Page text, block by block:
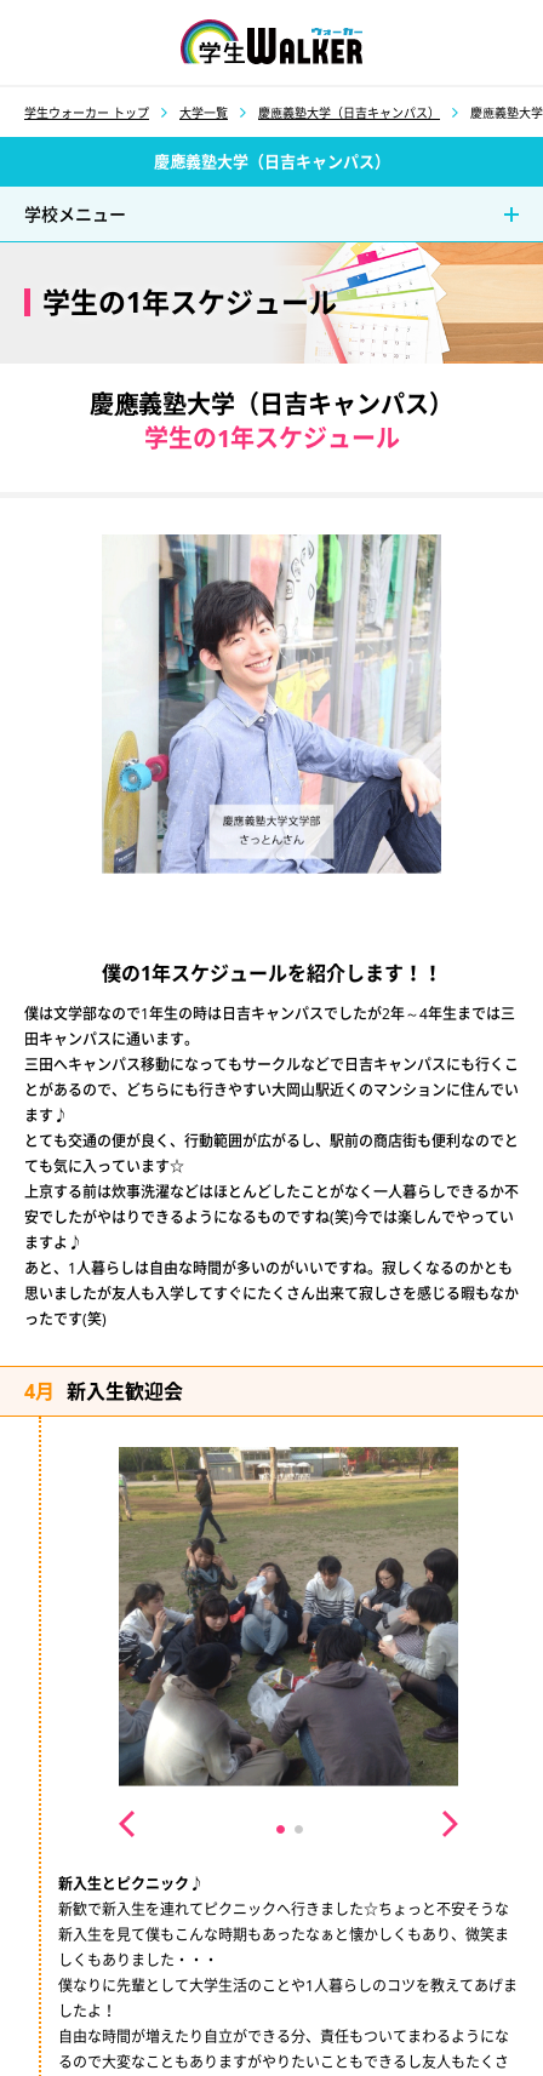
学生ウォーカー トップ 大学一覧 慶應義塾大学（日吉キャンパス） 慶應義塾大
慶應義塾大学（日吉キャンパス）
学校メニュー
学生の1年スケジュール
慶應義塾大学（日吉キャンパス）
学生の1年スケジュール
僕の1年スケジュールを紹介します！！
僕は文学部なので1年生の時は日吉キャンパスでしたが2年～4年生までは三
田キャンパスに通います。
三田へキャンパス移動になってもサークルなどで日吉キャンパスにも行くこ
とがあるので、どちらにも行きやすい大岡山駅近くのマンションに住んでい
ます♪
とても交通の便が良く、行動範囲が広がるし、駅前の商店街も便利なのでと
ても気に入っています☆
上京する前は炊事洗濯などはほとんどしたことがなく一人暮らしできるか不
安でしたがやはりできるようになるものですね(笑)今では楽しんでやってい
ますよ♪
あと、1人暮らしは自由な時間が多いのがいいですね。寂しくなるのかとも
思いましたが友人も入学してすぐにたくさん出来て寂しさを感じる暇もなか
ったです(笑)
4月 新入生歓迎会
新入生とピクニック♪
新歓で新入生を連れてピクニックへ行きました☆ちょっと不安そうな
新入生を見て僕もこんな時期もあったなぁと懐かしくもあり、微笑ま
しくもありました・・・
僕なりに先輩として大学生活のことや1人暮らしのコツを教えてあげま
したよ！
自由な時間が増えたり自立ができる分、責任もついてまわるようにな
るので大変なこともありますがやりたいこともできるし友人もたくさ